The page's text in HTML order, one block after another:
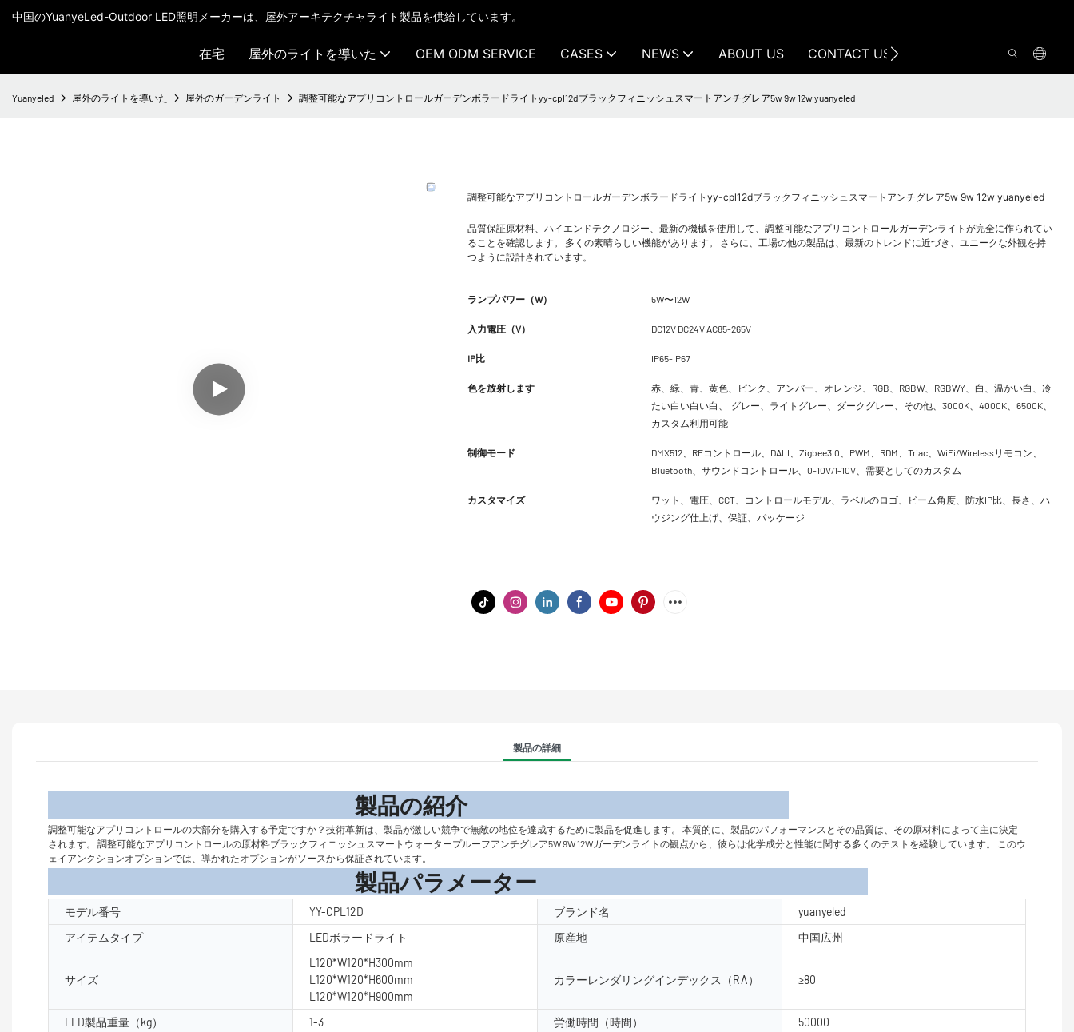
中国のYuanyeLed-Outdoor LED照明メーカーは、屋外アーキテクチャライト製品を供給しています。
在宅 屋外のライトを導いた OEM ODM SERVICE CASES NEWS ABOUT US CONTACT US
Yuanyeled 屋外のライトを導いた 屋外のガーデンライト 調整可能なアプリコントロールガーデンボラードライトyy-cpl12dブラックフィニッシュスマートアンチグレア5w 9w 12w yuanyeled
調整可能なアプリコントロールガーデンボラードライトyy-cpl12dブラックフィニッシュスマートアンチグレア5w 9w 12w yuanyeled
品質保証原材料、ハイエンドテクノロジー、最新の機械を使用して、調整可能なアプリコントロールガーデンライトが完全に作られてい
ることを確認します。 多くの素晴らしい機能があります。 さらに、工場の他の製品は、最新のトレンドに近づき、ユニークな外観を持
つように設計されています。
ランプパワー（W） 5W〜12W
入力電圧（V） DC12V DC24V AC85-265V
IP比 IP65-IP67
色を放射します
赤、緑、青、黄色、ピンク、アンバー、オレンジ、RGB、RGBW、RGBWY、白、温かい白、冷
たい白い白い白、 グレー、ライトグレー、ダークグレー、その他、3000K、4000K、6500K、
カスタム利用可能
制御モード
DMX512、RFコントロール、DALI、Zigbee3.0、PWM、RDM、Triac、WiFi/Wirelessリモコン、
Bluetooth、サウンドコントロール、0-10V/1-10V、需要としてのカスタム
カスタマイズ
ワット、電圧、CCT、コントロールモデル、ラベルのロゴ、ビーム角度、防水IP比、長さ、ハ
ウジング仕上げ、保証、パッケージ
製品の詳細
製品の紹介
調整可能なアプリコントロールの大部分を購入する予定ですか？技術革新は、製品が激しい競争で無敵の地位を達成するために製品を促進します。 本質的に、製品のパフォーマンスとその品質は、その原材料によって主に決定
されます。 調整可能なアプリコントロールの原材料ブラックフィニッシュスマートウォータープルーフアンチグレア5W 9W 12Wガーデンライトの観点から、彼らは化学成分と性能に関する多くのテストを経験しています。 このウ
ェイアンクションオプションでは、導かれたオプションがソースから保証されています。
製品パラメーター
モデル番号 YY-CPL12D ブランド名
yuanyeled
アイテムタイプ
LEDボラードライト 原産地 中国広州
サイズ
L120*W120*H300mm
L120*W120*H600mm
L120*W120*H900mm
カラーレンダリングインデックス（RA） ≥80
LED製品重量（kg） 1-3 労働時間（時間）
50000